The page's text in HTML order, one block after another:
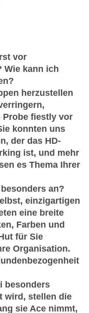
vor
Wie kann ich
herzustellen
Probe fiestly vor
konnten uns
der das HD-
ist, und mehr
es Thema Ihrer
an?
einzigartigen
eine breite
Farben und
für Sie
Organisation.
besonders
wird, stellen die
sie Ace nimmt,